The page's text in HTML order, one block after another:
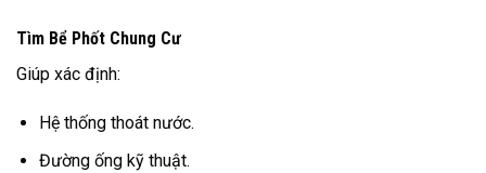
Tìm Bể Phốt Chung Cư
Giúp xác định:
Hệ thống thoát nước.
Đường ống kỹ thuật.